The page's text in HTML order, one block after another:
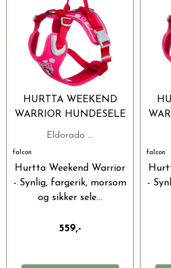
HURTTA WEEKEND
WARRIOR HUNDESELE
Eldorado ...
falcon
Hurtta Weekend Warrior
- Synlig, fargerik, morsom
og sikker sele...
559,-
falcon
-